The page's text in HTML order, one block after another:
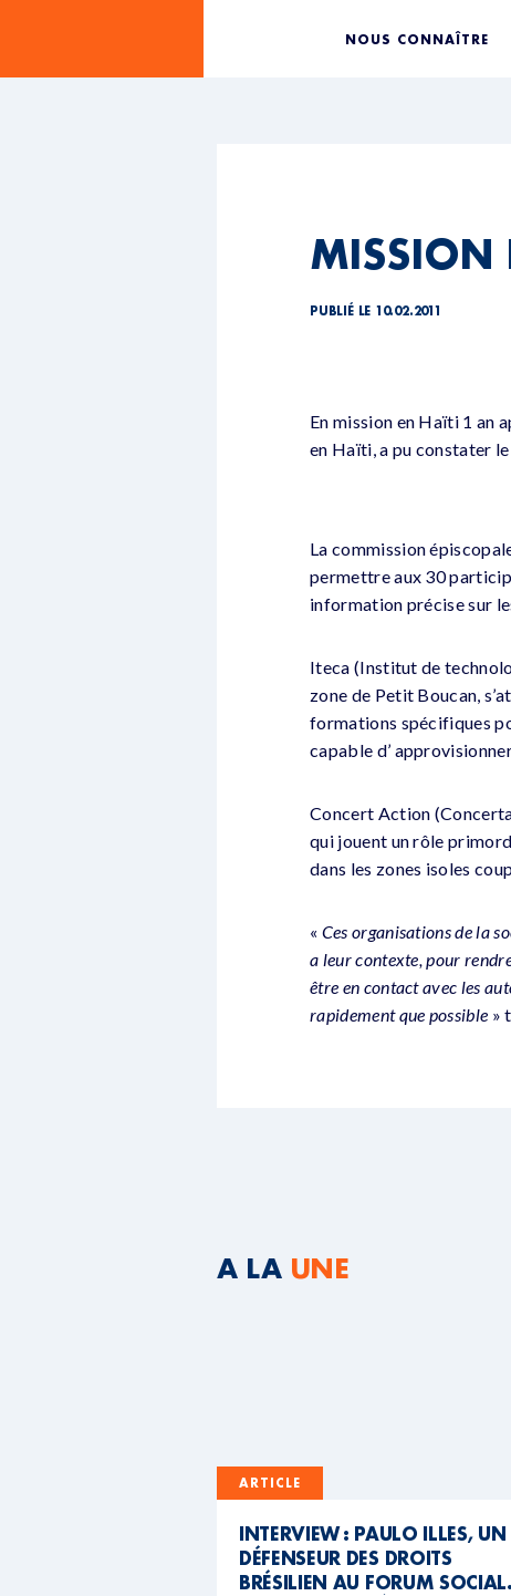
NOUS CONNAÎTRE
MISSION
PUBLIÉ LE 10.02.2011
En mission en Haïti 1 an
en Haïti, a pu constater
La commission
permettre aux 30
information précise sur
Iteca (Institut de
zone de Petit Boucan,
formations spécifiques
capable d’
Concert Action
qui jouent un rôle
dans les zones isoles
« Ces organisations de la
a leur contexte, pour
être en contact avec les
rapidement que possible »
A LA UNE
ARTICLE
INTERVIEW : PAULO ILLES, UN
DÉFENSEUR DES DROITS
BRÉSILIEN AU FORUM SOCIAL